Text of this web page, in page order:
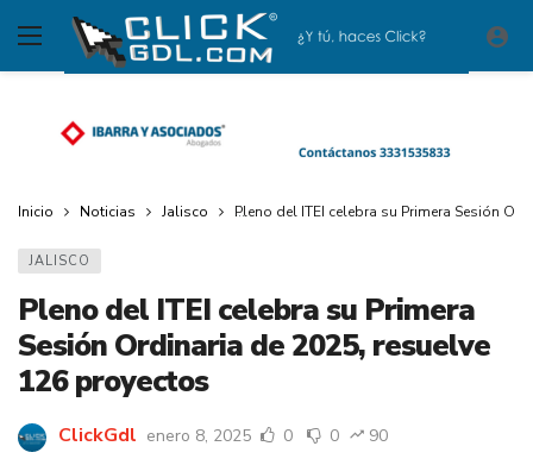
Inicio Noticias Jalisco Pleno del ITEI celebra su Primera Sesión
JALISCO
Pleno del ITEI celebra su Primera
Sesión Ordinaria de 2025, resuelve
126 proyectos
ClickGdl enero 8, 2025 0 0 90